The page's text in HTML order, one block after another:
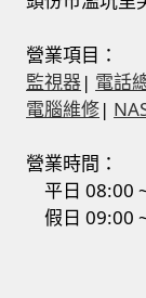
營業項目：
監視器| 電話
電腦維修|
營業時間：
平日 08:00
假日 09:00